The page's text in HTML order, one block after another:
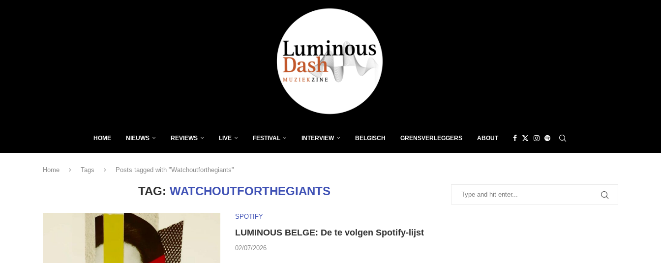
HOME NIEUWS REVIEWS LIVE FESTIVAL INTERVIEW BELGISCH GRENSVERLEGGERS ABOUT
Home Tags Posts tagged with "Watchoutforthegiants"
TAG:WATCHOUTFORTHEGIANTS
SPOTIFY
LUMINOUS BELGE: De te volgen Spotify-lijst
02/07/2026